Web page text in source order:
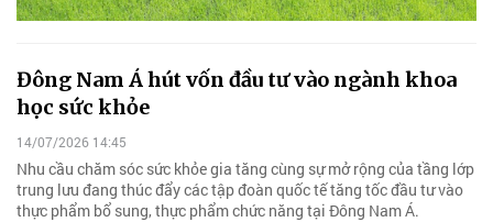
Đông Nam Á hút vốn đầu tư vào ngành khoa
học sức khỏe
14/07/2026 14:45
Nhu cầu chăm sóc sức khỏe gia tăng cùng sự mở rộng của tầng lớp
trung lưu đang thúc đẩy các tập đoàn quốc tế tăng tốc đầu tư vào
thực phẩm bổ sung, thực phẩm chức năng tại Đông Nam Á.